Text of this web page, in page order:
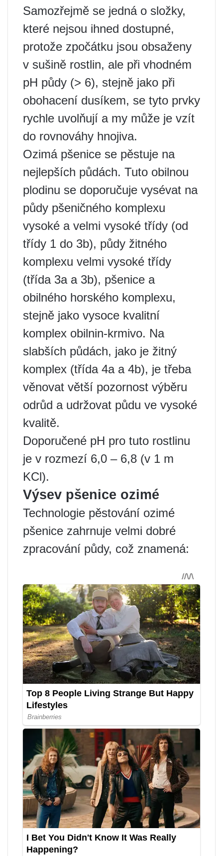
Samozřejmě se jedná o složky,
které nejsou ihned dostupné,
protože zpočátku jsou obsaženy
v sušině rostlin, ale při vhodném
pH půdy (> 6), stejně jako při
obohacení dusíkem, se tyto prvky
rychle uvolňují a my může je vzít
do rovnováhy hnojiva.
Ozimá pšenice se pěstuje na
nejlepších půdách. Tuto obilnou
plodinu se doporučuje vysévat na
půdy pšeničného komplexu
vysoké a velmi vysoké třídy (od
třídy 1 do 3b), půdy žitného
komplexu velmi vysoké třídy
(třída 3a a 3b), pšenice a
obilného horského komplexu,
stejně jako vysoce kvalitní
komplex obilnin-krmivo. Na
slabších půdách, jako je žitný
komplex (třída 4a a 4b), je třeba
věnovat větší pozornost výběru
odrůd a udržovat půdu ve vysoké
kvalitě.
Doporučené pH pro tuto rostlinu
je v rozmezí 6,0 – 6,8 (v 1 m
KCl).
Výsev pšenice ozimé
Technologie pěstování ozimé
pšenice zahrnuje velmi dobré
zpracování půdy, což znamená: